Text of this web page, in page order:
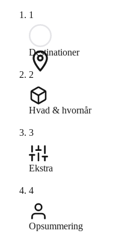
1
Destinationer
2
Hvad & hvornår
3
Ekstra
4
Opsummering